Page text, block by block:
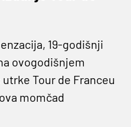
19-godišnji
ovogodišnjem
Tour de Franceu
momčad